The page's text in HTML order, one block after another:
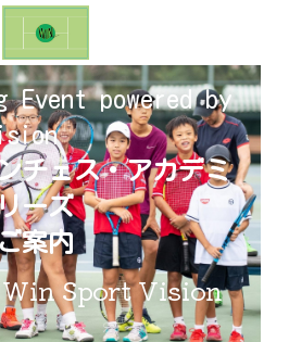
Cup
Event powered by
チェス・アカデミ
ーズ
案内
Sport Vision